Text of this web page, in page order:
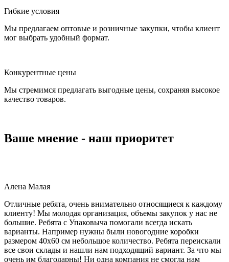
Гибкие условия
Мы предлагаем оптовые и розничные закупки, чтобы клиент
мог выбрать удобный формат.
Конкурентные цены
Мы стремимся предлагать выгодные цены, сохраняя высокое
качество товаров.
Ваше мнение - наш приоритет
Алена Малая
Отличные ребята, очень внимательно относящиеся к каждому
клиенту! Мы молодая организация, объемы закупок у нас не
большие. Ребята с Упаковыча помогали всегда искать
варианты. Например нужны были новогодние коробки
размером 40х60 см небольшое количество. Ребята переискали
все свои склады и нашли нам подходящий вариант. За что мы
очень им благодарны! Ни одна компания не смогла нам